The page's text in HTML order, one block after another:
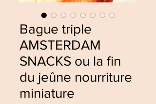
Bague triple
AMSTERDAM
SNACKS ou la fin
du jeûne nourriture
miniature